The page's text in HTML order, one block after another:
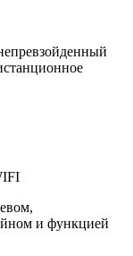
и функцией